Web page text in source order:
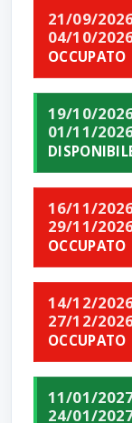
21/09/
04/10/
OCCUPATO
19/10/
01/11/
16/11/
29/11/
OCCUPATO
14/12/
27/12/
OCCUPATO
11/01/
24/01/